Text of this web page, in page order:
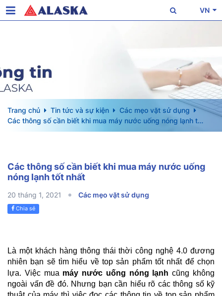
VN
Trang chủ Tin tức và sự kiện
Các mẹo vặt sử dụng
Các thông số cần biết khi mua máy nước uống nóng lạnh tốt
Các thông số cần biết khi mua máy nước uống
nóng lạnh tốt nhất
20 tháng 1, 2021 Các mẹo vặt sử dụng
Chia sẻ
Là một khách hàng thông thái thời công nghệ 4.0 đương
nhiên bạn sẽ tìm hiểu về top sản phẩm tốt nhất để chọn
lựa. Việc mua máy nước uống nóng lạnh cũng không
ngoài vấn đề đó. Nhưng bạn cần hiểu rõ các thông số kỹ